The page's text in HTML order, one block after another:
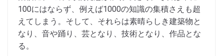
100にはならず、例えば1000の知識の集積さえも超
えてしまう。そして、それらは素晴らしき建築物と
なり、音や踊り、芸となり、技術となり、作品とな
る。